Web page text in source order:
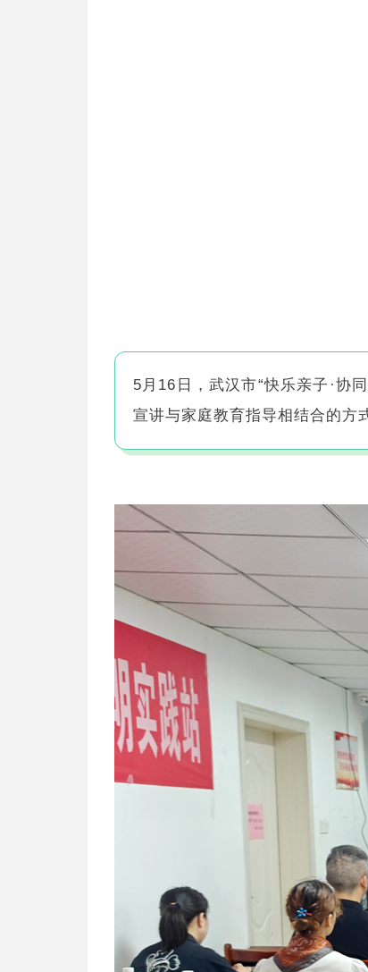
5月16日，武汉市“快乐亲子·协
宣讲与家庭教育指导相结合的方